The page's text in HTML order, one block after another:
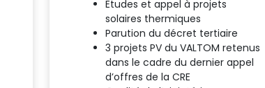
Etudes et appel à projets
solaires thermiques
Parution du décret tertiaire
3 projets PV du VALTOM retenus
dans le cadre du dernier appel
d’offres de la CRE